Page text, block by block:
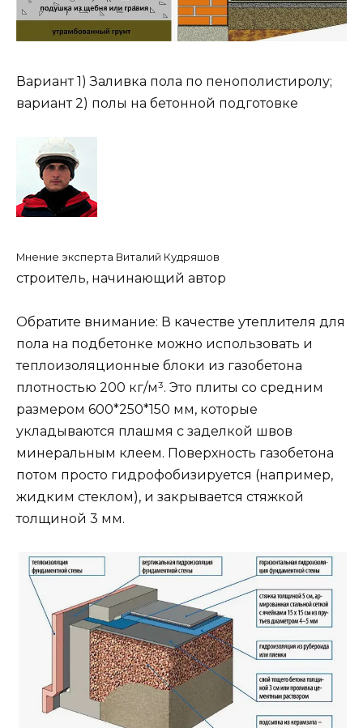
Вариант 1) Заливка пола по пенополистиролу;
вариант 2) полы на бетонной подготовке
Мнение эксперта Виталий Кудряшов
строитель, начинающий автор
Обратите внимание: В качестве утеплителя для
пола на подбетонке можно использовать и
теплоизоляционные блоки из газобетона
плотностью 200 кг/м³. Это плиты со средним
размером 600*250*150 мм, которые
укладываются плашмя с заделкой швов
минеральным клеем. Поверхность газобетона
потом просто гидрофобизируется (например,
жидким стеклом), и закрывается стяжкой
толщиной 3 мм.